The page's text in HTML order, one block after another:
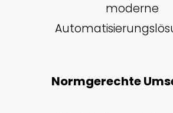
moderne
Normgerechte